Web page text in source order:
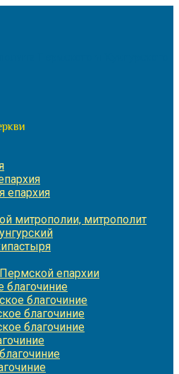
епархия
митрополии, митрополит
епархии
благочиние
благочиние
благочиние
благочиние